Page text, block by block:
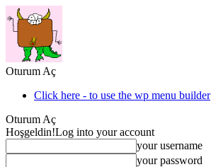
Oturum Aç
Click here - to use the wp menu builder
Oturum Aç
Hoşgeldin!Log into your account
your username
your password